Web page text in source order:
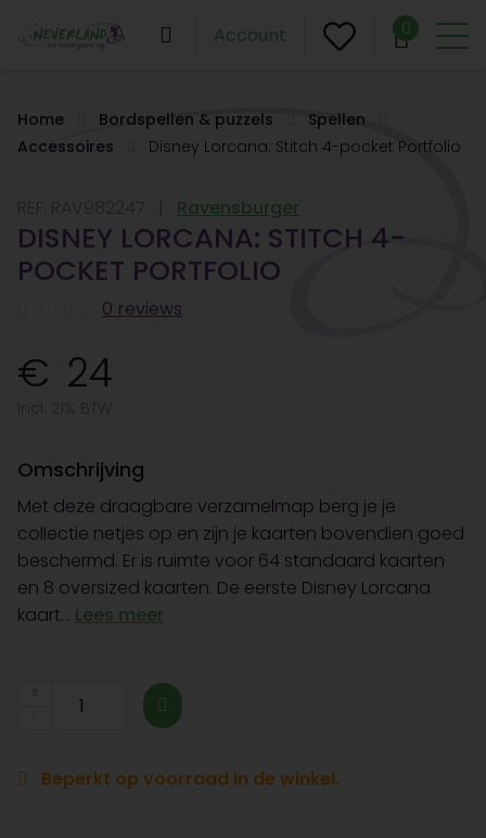
Account 0
Home Bordspellen & puzzels
Spellen
Accessoires
Disney Lorcana: Stitch 4-pocket Portfolio
Ravensburger
DISNEY LORCANA: STITCH 4-
POCKET PORTFOLIO
0 reviews
24
Omschrijving
Met deze draagbare verzamelmap berg je je
collectie netjes op en zijn je kaarten bovendien goed
beschermd. Er is ruimte voor 64 standaard kaarten
en 8 oversized kaarten. De eerste Disney Lorcana
kaart... Lees meer
Beperkt op voorraad in de winkel.